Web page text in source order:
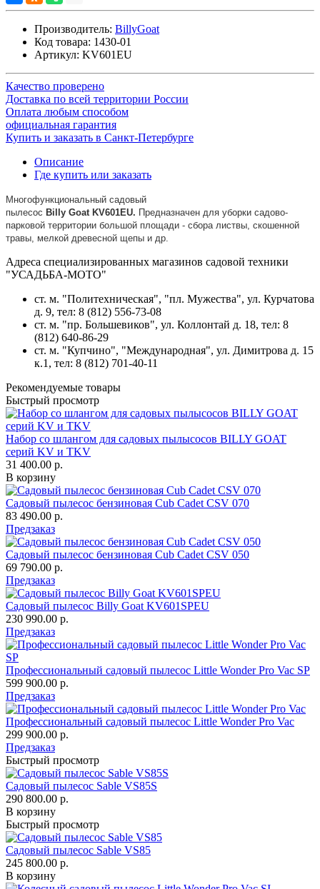
Производитель: BillyGoat
Код товара: 1430-01
Артикул: KV601EU
Качество проверено
Доставка по всей территории России
Оплата любым способом
официальная гарантия
Купить и заказать в Санкт-Петербурге
Описание
Где купить или заказать
Многофункциональный садовый
пылесос Billy Goat KV601EU. Предназначен для уборки садово-
парковой территории большой площади - сбора листвы, скошенной
травы, мелкой древесной щепы и др.
Адреса специализированных магазинов садовой техники
"УСАДЬБА-МОТО"
ст. м. "Политехническая", "пл. Мужества", ул. Курчатова
д. 9, тел: 8 (812) 556-73-08
ст. м. "пр. Большевиков", ул. Коллонтай д. 18, тел: 8
(812) 640-86-29
ст. м. "Купчино", "Международная", ул. Димитрова д. 15
к.1 , тел: 8 (812) 701-40-11
Рекомендуемые товары
Быстрый просмотр
Набор со шлангом для садовых пылысосов BILLY GOAT
серий KV и TKV
31 400.00 р.
В корзину
Садовый пылесос бензиновая Cub Cadet CSV 070
83 490.00 р.
Предзаказ
Садовый пылесос бензиновая Cub Cadet CSV 050
69 790.00 р.
Предзаказ
Садовый пылесос Billy Goat KV601SPEU
230 990.00 р.
Предзаказ
Профессиональный садовый пылесос Little Wonder Pro Vac SP
599 900.00 р.
Предзаказ
Профессиональный садовый пылесос Little Wonder Pro Vac
299 900.00 р.
Предзаказ
Быстрый просмотр
Садовый пылесос Sable VS85S
290 800.00 р.
В корзину
Быстрый просмотр
Садовый пылесос Sable VS85
245 800.00 р.
В корзину